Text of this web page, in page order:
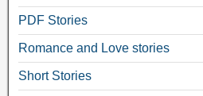
PDF Stories
Romance and Love stories
Short Stories